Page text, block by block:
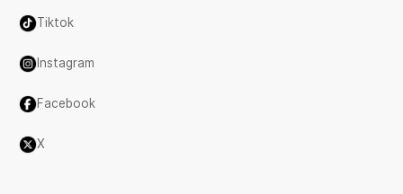
Tiktok
Instagram
Facebook
X